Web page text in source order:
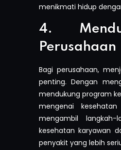
menikmati hidup
4.
Perusahaan
Bagi perusahaan,
penting. Dengan
mendukung program
mengenai
mengambil
kesehatan karyawan
penyakit yang lebih